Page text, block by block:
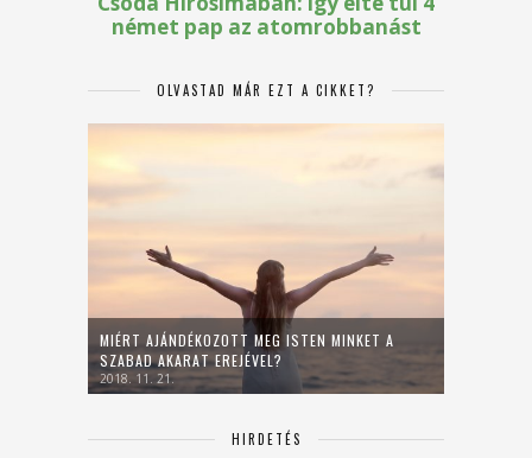
OLVASTAD MÁR EZT A CIKKET?
MIÉRT AJÁNDÉKOZOTT MEG ISTEN MINKET A
SZABAD AKARAT EREJÉVEL?
2018. 11. 21.
HIRDETÉS